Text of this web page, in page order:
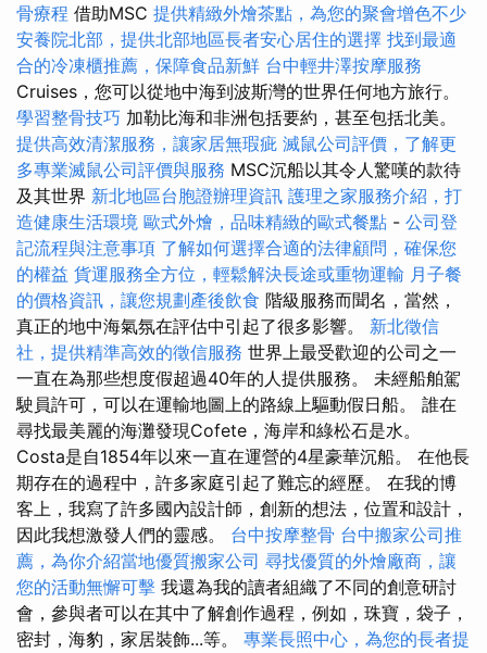
骨療程 借助MSC 提供精緻外燴茶點，為您的聚會增色不少
安養院北部，提供北部地區長者安心居住的選擇 找到最適
合的冷凍櫃推薦，保障食品新鮮 台中輕井澤按摩服務
Cruises，您可以從地中海到波斯灣的世界任何地方旅行。
學習整骨技巧 加勒比海和非洲包括要約，甚至包括北美。
提供高效清潔服務，讓家居無瑕疵 滅鼠公司評價，了解更
多專業滅鼠公司評價與服務 MSC沉船以其令人驚嘆的款待
及其世界 新北地區台胞證辦理資訊 護理之家服務介紹，打
造健康生活環境 歐式外燴，品味精緻的歐式餐點 - 公司登
記流程與注意事項 了解如何選擇合適的法律顧問，確保您
的權益 貨運服務全方位，輕鬆解決長途或重物運輸 月子餐
的價格資訊，讓您規劃產後飲食 階級服務而聞名，當然，
真正的地中海氣氛在評估中引起了很多影響。 新北徵信
社，提供精準高效的徵信服務 世界上最受歡迎的公司之一
一直在為那些想度假超過40年的人提供服務。 未經船舶駕
駛員許可，可以在運輸地圖上的路線上驅動假日船。 誰在
尋找最美麗的海灘發現Cofete，海岸和綠松石是水。
Costa是自1854年以來一直在運營的4星豪華沉船。 在他長
期存在的過程中，許多家庭引起了難忘的經歷。 在我的博
客上，我寫了許多國內設計師，創新的想法，位置和設計，
因此我想激發人們的靈感。 台中按摩整骨 台中搬家公司推
薦，為你介紹當地優質搬家公司 尋找優質的外燴廠商，讓
您的活動無懈可擊 我還為我的讀者組織了不同的創意研討
會，參與者可以在其中了解創作過程，例如，珠寶，袋子，
密封，海豹，家居裝飾...等。 專業長照中心，為您的長者提